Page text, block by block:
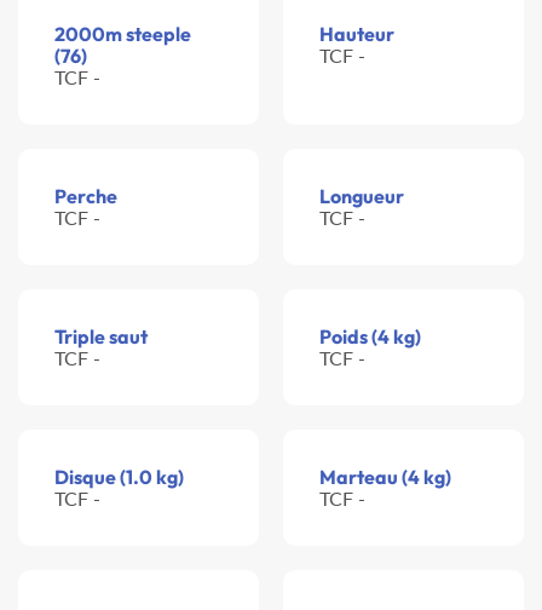
2000m steeple
(76)
TCF -
Hauteur
TCF -
Perche
TCF -
Longueur
TCF -
Triple saut
TCF -
Poids (4 kg)
TCF -
Disque (1.0 kg)
TCF -
Marteau (4 kg)
TCF -